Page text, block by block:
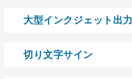
大型インクジェット出力
切り文字サイン